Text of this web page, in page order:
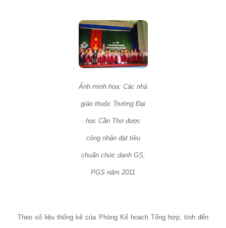
Ảnh minh họa: Các nhà
giáo thuộc Trường Đại
học Cần Thơ được
công nhận đạt tiêu
chuẩn chức danh GS,
PGS năm 2011
Theo số liệu thống kê của Phòng Kế hoạch Tổng hợp, tính đến